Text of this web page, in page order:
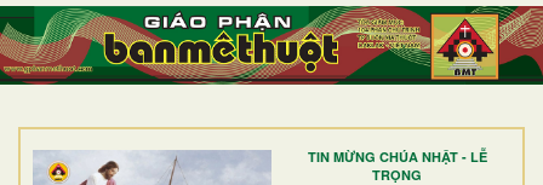
TIN MỪNG CHÚA NHẬT - LỄ
TRỌNG
TRANG NHẤT
GIỚI THIỆU
DÒNG TU